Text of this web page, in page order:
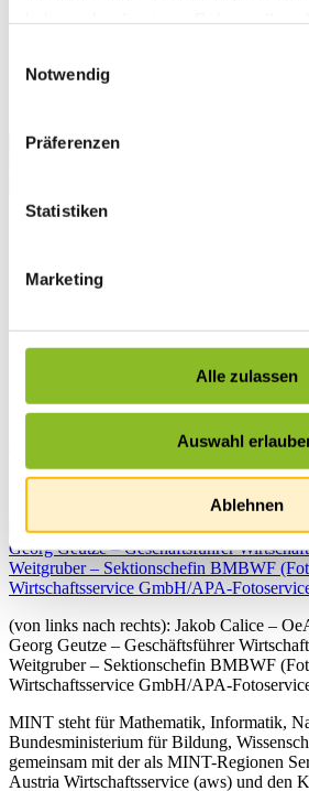
Notwendig
Präferenzen
Statistiken
Marketing
Alle zulassen
Auswahl
Ablehnen
Unterkünfte
Wandern in Frastanz
Qualitätslabel für
Region
05.02.2024 | Die MINT-Region Walgau,
Klostertal wurde in Wien als eine von 14
(von links nach rechts): Jakob Calice –
Georg Geutze – Geschäftsführer
Weitgruber – Sektionschefin BMBWF
Wirtschaftsservice GmbH/APA-
MINT steht für Mathematik, Informatik,
Bundesministerium für Bildung,
gemeinsam mit der als MINT-Regionen
Austria Wirtschaftsservice (aws) und den